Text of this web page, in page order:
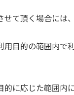
せて頂く場合には
用目的の範囲内
的に応じた範囲内